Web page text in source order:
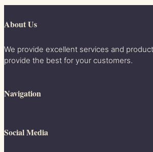
About Us
We provide excellent services and
provide the best for your customers.
Navigation
Social Media